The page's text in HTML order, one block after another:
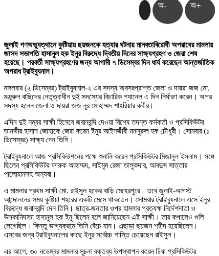
অ- অ+
জুলাই গণঅভ্যুত্থানে কুষ্টিয়ায় ছয়জনকে হত্যার ঘটনায় মানবতাবিরোধী অপরাধের মামলায়
জাসদ সভাপতি হাসানুল হক ইনুর বিরুদ্ধে দ্বিতীয় দিনের সাক্ষ্যগ্রহণ ও জেরা শেষ
হয়েছে। পরবর্তী সাক্ষ্যগ্রহণের জন্য আগামী ৭ ডিসেম্বর দিন ধার্য করেছেন আন্তর্জাতিক
অপরাধ ট্রাইব্যুনাল।
মঙ্গলবার (২ ডিসেম্বর) ট্রাইব্যুনাল-২ এর সদস্য অবসরপ্রাপ্ত জেলা ও দায়রা জজ মো.
মঞ্জুরুল বাছিদের নেতৃত্বাধীন দুই সদস্যের বিচারিক প্যানেল এ দিন নির্ধারণ করেন। অপর
সদস্য হলেন জেলা ও দায়রা জজ নূর মোহাম্মদ শাহরিয়ার কবীর।
এদিন দুই নম্বর সাক্ষী হিসেবে জবানবন্দি দেওয়া বিশেষ তদন্ত কর্মকর্তা ও প্রসিকিউটর
তানভীর হাসান জোহাকে জেরা করেন ইনুর আইনজীবী মনসুরুল হক চৌধুরী। সোমবার (১
ডিসেম্বর) সাক্ষ্য দেন তিনি।
ট্রাইব্যুনালে আজ প্রসিকিউশনের পক্ষে শুনানি করেন প্রসিকিউটর মিজানুল ইসলাম। সঙ্গে
ছিলেন প্রসিকিউটর ফারুক আহাম্মদ, সাইমুম রেজা তালুকদার, আবদুস সাত্তার
পালোয়ানসহ অন্যরা।
এ মামলার প্রথম সাক্ষী মো. রাইসুল হকের বাড়ি মেহেরপুরে। তবে জুলাই-আগস্ট
আন্দোলনের সময় কুষ্টিয়া শহরের একটি মেসে থাকতেন। সোমবার ট্রাইব্যুনালে এসে ইনুর
বিরুদ্ধে জবানবন্দি দেন তিনি। ছাত্র-জনতার ওপর হামলার প্রত্যক্ষ নির্দেশদাতা ও
উসকানিদাতা হাসানুল হক ইনু ছিলেন বলে জানিয়েছেন এই সাক্ষী। তার কপালেও গুলি
লেগেছিল। কিন্তু ভাগ্যক্রমে তিনি বেঁচে যান। এছাড়া ছয়জন শহীদ হয়েছিলেন।
এসবের জন্য ট্রাইব্যুনালের কাছে ইনুর সর্বোচ্চ শাস্তি চেয়েছেন রাইসুল।
এর আগে, ৩০ নভেম্বর মামলার সূচনা বক্তব্য উপস্থাপন করেন চিফ প্রসিকিউটর